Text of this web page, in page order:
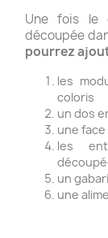
Une fois le
découpée
pourrez
les
coloris
un dos
une face
les
un
une